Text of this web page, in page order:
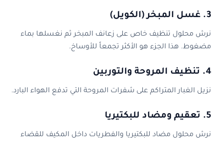
3. غسل المبخر (الكويل)
نرش محلول تنظيف خاص على زعانف المبخر ثم نغسلها بماء
مضغوط. هذا الجزء هو الأكثر تجمعاً للأوساخ.
4. تنظيف المروحة والتوربين
نزيل الغبار المتراكم على شفرات المروحة التي تدفع الهواء البارد.
5. تعقيم ومضاد للبكتيريا
نرش محلول مضاد للبكتيريا والفطريات داخل المكيف للقضاء